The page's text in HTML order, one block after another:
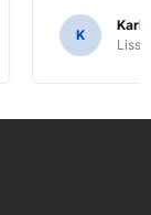
K
Karl